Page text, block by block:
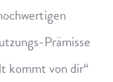
Prämisse
kommt von dir“